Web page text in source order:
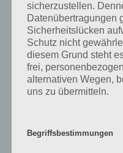
Darum geht es bei
Was ist 94%? In der App 94%
einer Aussage die Antworten
am häufigsten genannt
Level freischalten.
erfolgreichsten Spiele Apps in
sicherzustellen.
Datenübertragungen
Sicherheitslücken
Schutz nicht
diesem Grund steht
frei,
alternativen Wegen,
uns zu übermitteln.
Begriffsbestimmungen